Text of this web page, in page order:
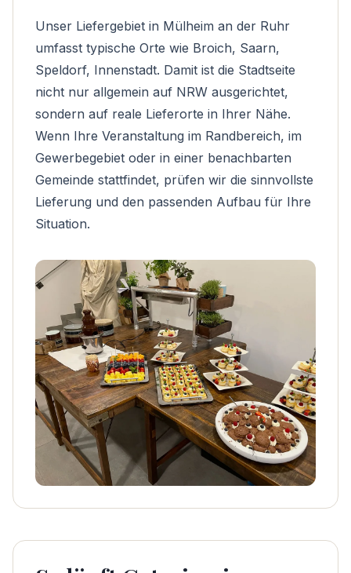
Unser Liefergebiet in Mülheim an der Ruhr
umfasst typische Orte wie Broich, Saarn,
Speldorf, Innenstadt. Damit ist die Stadtseite
nicht nur allgemein auf NRW ausgerichtet,
sondern auf reale Lieferorte in Ihrer Nähe.
Wenn Ihre Veranstaltung im Randbereich, im
Gewerbegebiet oder in einer benachbarten
Gemeinde stattfindet, prüfen wir die sinnvollste
Lieferung und den passenden Aufbau für Ihre
Situation.